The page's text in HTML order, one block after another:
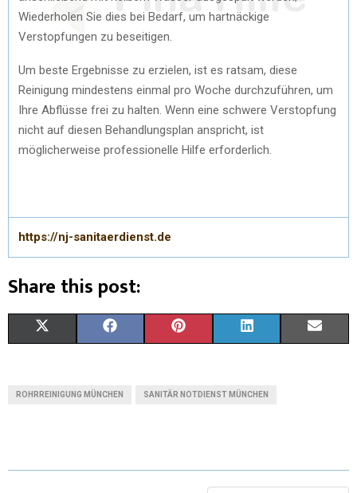
Wiederholen Sie dies bei Bedarf, um hartnäckige
Verstopfungen zu beseitigen.
Um beste Ergebnisse zu erzielen, ist es ratsam, diese
Reinigung mindestens einmal pro Woche durchzuführen, um
Ihre Abflüsse frei zu halten. Wenn eine schwere Verstopfung
nicht auf diesen Behandlungsplan anspricht, ist
möglicherweise professionelle Hilfe erforderlich.
https://nj-sanitaerdienst.de
Share this post:
T O R D
ROHRREINIGUNG MÜNCHEN SANITÄR NOTDIENST MÜNCHEN